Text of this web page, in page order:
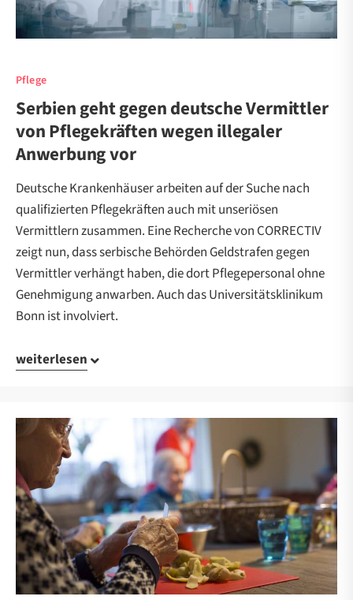
Pflege
Serbien geht gegen deutsche Vermittler
von Pflegekräften wegen illegaler
Anwerbung vor
Deutsche Krankenhäuser arbeiten auf der Suche nach
qualifizierten Pflegekräften auch mit unseriösen
Vermittlern zusammen. Eine Recherche von CORRECTIV
zeigt nun, dass serbische Behörden Geldstrafen gegen
Vermittler verhängt haben, die dort Pflegepersonal ohne
Genehmigung anwarben. Auch das Universitätsklinikum
Bonn ist involviert.
weiterlesen